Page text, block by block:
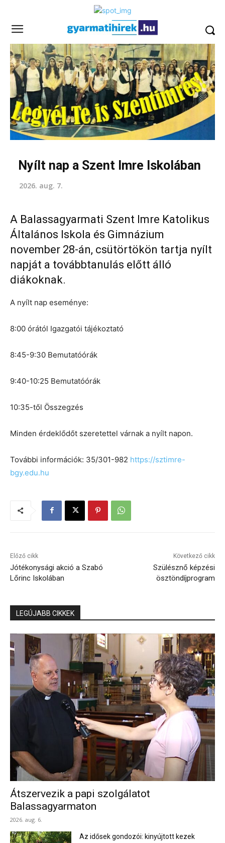
Nyílt nap a Szent Imre Iskolában
2026. aug. 7.
A Balassagyarmati Szent Imre Katolikus
Általános Iskola és Gimnázium
november 28-án, csütörtökön tartja nyílt
napját a továbbtanulás előtt álló
diákoknak.
A nyílt nap eseménye:
8:00 órától Igazgatói tájékoztató
8:45-9:30 Bemutatóórák
9:40-10:25 Bemutatóórák
10:35-től Összegzés
Minden érdeklődőt szeretettel várnak a nyílt napon.
További információk: 35/301-982 https://sztimre-
bgy.edu.hu
Előző cikk
Jótékonysági akció a Szabó
Lőrinc Iskolában
Következő cikk
Szülésznő képzési
ösztöndíjprogram
LEGÚJABB CIKKEK
Átszervezik a papi szolgálatot
Balassagyarmaton
2026. aug. 6.
Az idősek gondozói: kinyújtott kezek